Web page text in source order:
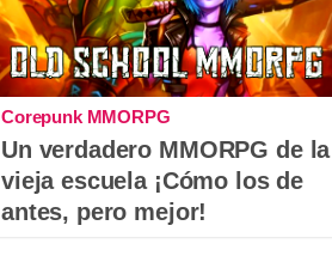
Corepunk MMORPG
Un verdadero MMORPG de la
vieja escuela ¡Cómo los de
antes, pero mejor!